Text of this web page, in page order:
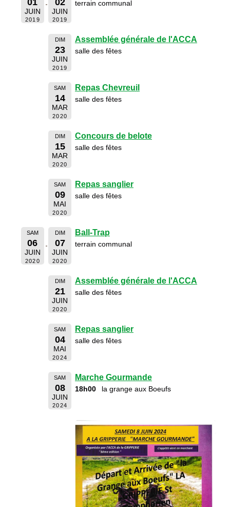
JUIN
2019
JUIN
2019
terrain communal
DIM
23
JUIN
2019
Assemblée générale de l'ACCA
salle des fêtes
SAM
14
MAR
2020
Repas Chevreuil
salle des fêtes
DIM
15
MAR
2020
Concours de belote
salle des fêtes
SAM
09
MAI
2020
Repas sanglier
salle des fêtes
SAM
06
JUIN
2020
DIM
07
JUIN
2020
Ball-Trap
terrain communal
DIM
21
JUIN
2020
Assemblée générale de l'ACCA
salle des fêtes
SAM
04
MAI
2024
Repas sanglier
salle des fêtes
SAM
08
JUIN
2024
Marche Gourmande
18h00 la grange aux Boeufs